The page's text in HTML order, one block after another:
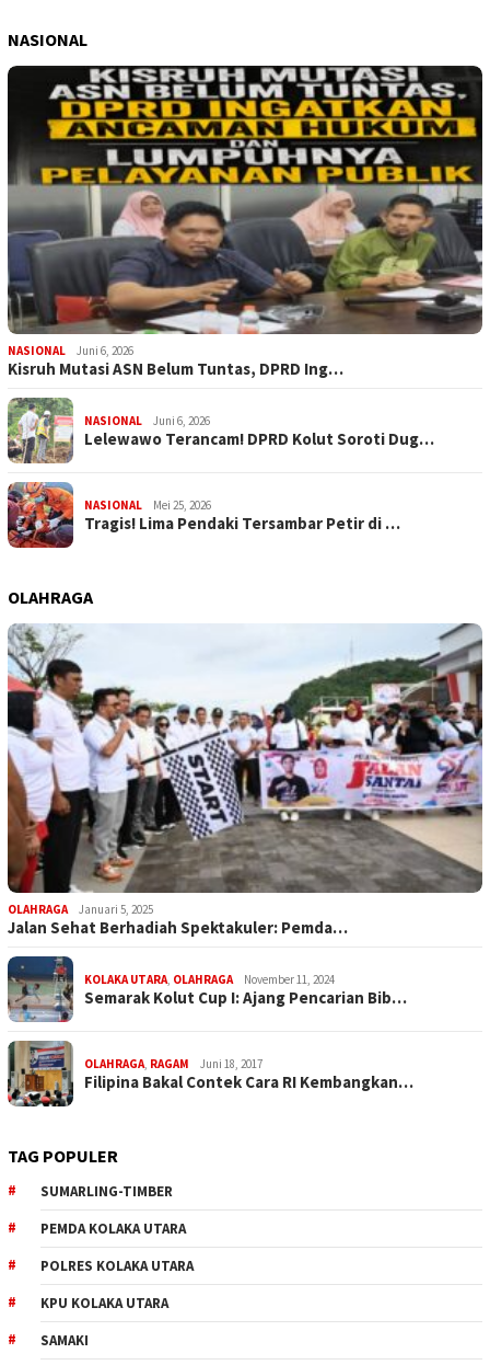
NASIONAL
NASIONAL Juni 6, 2026
Kisruh Mutasi ASN Belum Tuntas, DPRD Ing…
NASIONAL Juni 6, 2026
Lelewawo Terancam! DPRD Kolut Soroti Dug…
NASIONAL Mei 25, 2026
Tragis! Lima Pendaki Tersambar Petir di …
OLAHRAGA
OLAHRAGA Januari 5, 2025
Jalan Sehat Berhadiah Spektakuler: Pemda…
KOLAKA UTARA, OLAHRAGA November 11, 2024
Semarak Kolut Cup I: Ajang Pencarian Bib…
OLAHRAGA, RAGAM Juni 18, 2017
Filipina Bakal Contek Cara RI Kembangkan…
TAG POPULER
SUMARLING-TIMBER
PEMDA KOLAKA UTARA
POLRES KOLAKA UTARA
KPU KOLAKA UTARA
SAMAKI